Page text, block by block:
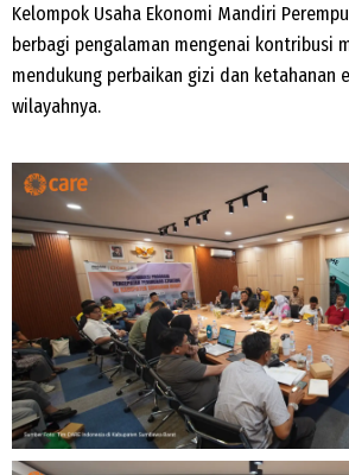
Kelompok Usaha Ekonomi Mandiri
berbagi pengalaman mengenai kontribusi
mendukung perbaikan gizi dan ketahanan
wilayahnya.